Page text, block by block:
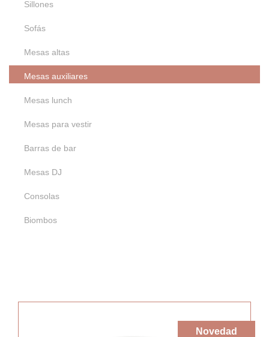
Blanco
Metálico
Sillones
Sofás
Mesas altas
Mesas auxiliares
Mesas lunch
Mesas para vestir
Barras de bar
Mesas DJ
Consolas
Biombos
Novedad